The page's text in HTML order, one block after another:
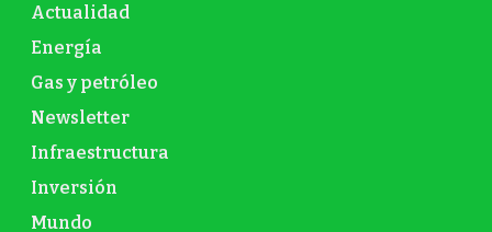
Actualidad
Energía
Gas y petróleo
Newsletter
Infraestructura
Inversión
Mundo